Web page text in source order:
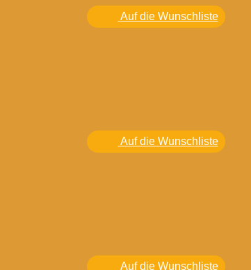
Auf die Wunschliste
Auf die Wunschliste
Auf die Wunschliste